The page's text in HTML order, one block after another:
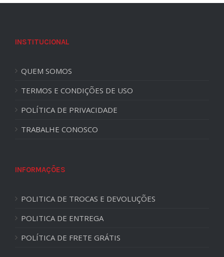
INSTITUCIONAL
QUEM SOMOS
TERMOS E CONDIÇÕES DE USO
POLÍTICA DE PRIVACIDADE
TRABALHE CONOSCO
INFORMAÇÕES
POLITICA DE TROCAS E DEVOLUÇÕES
POLITICA DE ENTREGA
POLÍTICA DE FRETE GRÁTIS